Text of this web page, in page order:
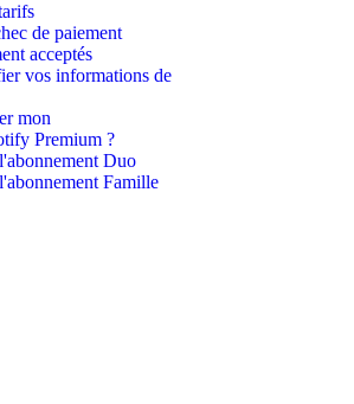
de paiement
acceptés
vos informations de
mon
Premium ?
Duo
Famille